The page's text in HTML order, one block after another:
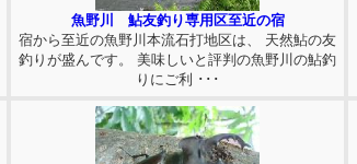
魚野川 鮎友釣り専用区至近の宿
宿から至近の魚野川本流石打地区は、 天然鮎の友
釣りが盛んです。 美味しいと評判の魚野川の鮎釣
りにご利 ･･･